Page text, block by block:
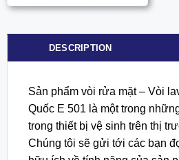
DESCRIPTION
Sản phẩm vòi rửa mặt – Vòi
Quốc E 501 là một trong
trong thiết bị vệ sinh trên thị
Chúng tôi sẽ gửi tới các bạn